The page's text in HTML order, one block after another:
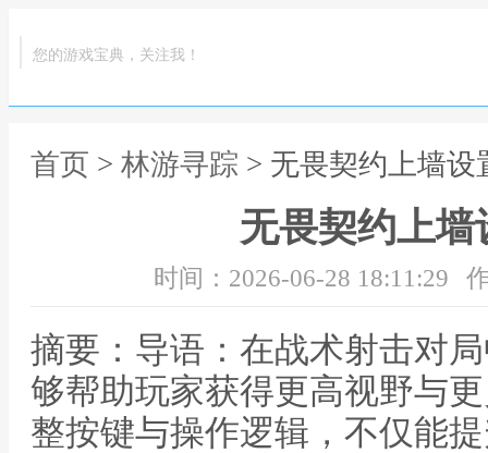
您的游戏宝典，关注我！
首页 > 林游寻踪 > 无畏契约上墙设
无畏契约上墙
时间：2026-06-28 18:11:29
摘要：导语：在战术射击对
够帮助玩家获得更高视野与
整按键与操作逻辑，不仅能